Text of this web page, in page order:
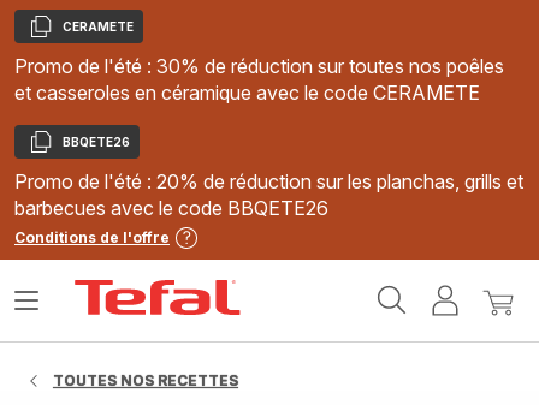
Copier
CERAMETE
Promo de l'été : 30% de réduction sur toutes nos poêles
et casseroles en céramique avec le code CERAMETE
Copier
BBQETE26
Promo de l'été : 20% de réduction sur les planchas, grills et
barbecues avec le code BBQETE26
Conditions de l'offre
MonMon
Ouvrir
TOUTES NOS RECETTES